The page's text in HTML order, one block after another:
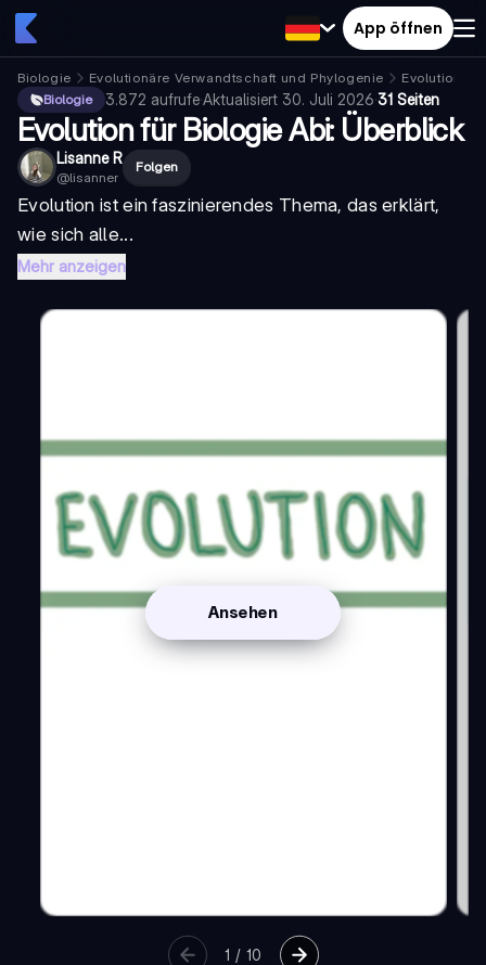
App öffnen
Biologie Evolutionäre Verwandtschaft und Phylogenie
Evolution
Biologie
3.872 aufrufe·Aktualisiert 30. Juli 2026·31 Seiten
Evolution für Biologie Abi: Überblick
Lisanne R
@lisanner
Folgen
Evolution ist ein faszinierendes Thema, das erklärt,
wie sich alle...
Mehr anzeigen
Ansehen
1 / 10